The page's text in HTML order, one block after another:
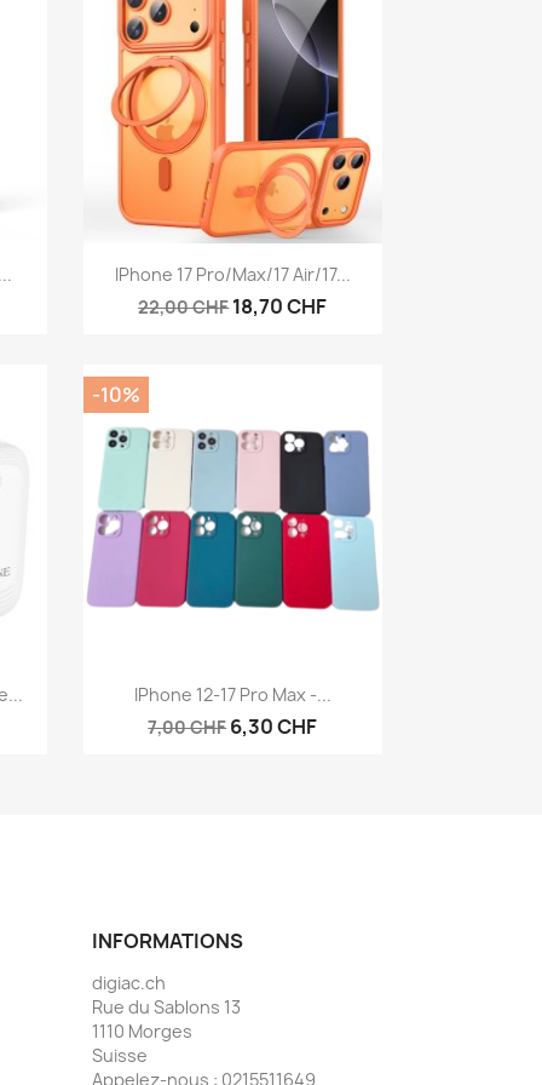
Aperçu rapide
IPhone 17 Pro/Max/17 Air/17...
22,00 CHF18,70 CHF
Aperçu rapide
IPhone 12-17 Pro Max -...
7,00 CHF6,30 CHF
-10%
INFORMATIONS
digiac.ch
Rue du Sablons 13
1110 Morges
Suisse
Appelez-nous : 0215511649